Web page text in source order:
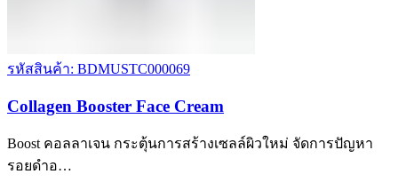
รหัสสินค้า: BDMUSTC000069
Collagen Booster Face Cream
Boost คอลลาเจน กระตุ้นการสร้างเซลล์ผิวใหม่ จัดการปัญหา
รอยดำอ…